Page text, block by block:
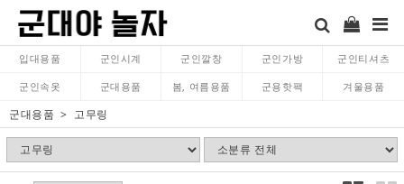
입대용품 군인시계 군인깔창 군인가방 군인티셔츠
군인속옷 군대용품 봄, 여름용품 군용핫팩 겨울용품
군대용품 고무링